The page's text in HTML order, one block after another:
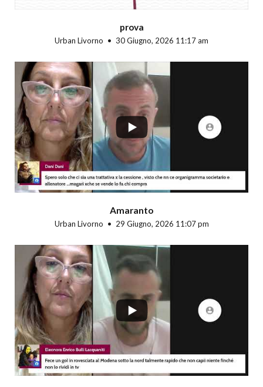
prova
Urban Livorno 30 Giugno, 2026 11:17 am
Amaranto
Urban Livorno 29 Giugno, 2026 11:07 pm